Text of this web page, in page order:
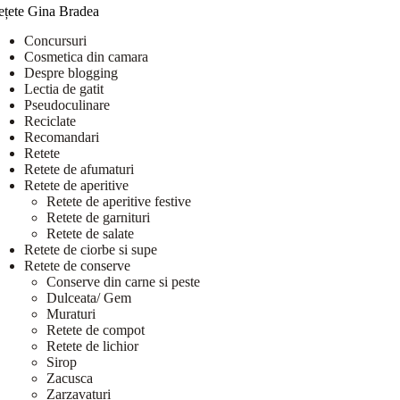
Gina Bradea
Concursuri
Cosmetica din camara
Despre blogging
Lectia de gatit
Pseudoculinare
Reciclate
Recomandari
Retete
Retete de afumaturi
Retete de aperitive
Retete de aperitive festive
Retete de garnituri
Retete de salate
Retete de ciorbe si supe
Retete de conserve
Conserve din carne si peste
Dulceata/ Gem
Muraturi
Retete de compot
Retete de lichior
Sirop
Zacusca
Zarzavaturi